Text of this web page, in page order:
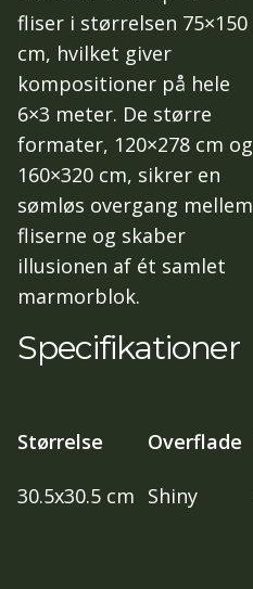
fliser i størrelsen 75×150
cm, hvilket giver
kompositioner på hele
6×3 meter. De større
formater, 120×278 cm og
160×320 cm, sikrer en
sømløs overgang mellem
fliserne og skaber
illusionen af ét samlet
marmorblok.
Specifikationer
Størrelse Overflade
30.5x30.5 cm Shiny